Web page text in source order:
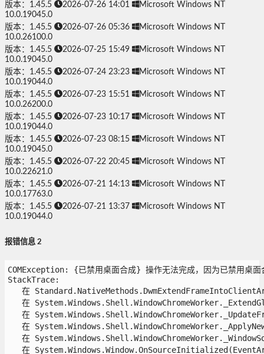
版本：1.45.5
2026-07-26 14:01
Microsoft Windows NT
10.0.19045.0
版本：1.45.5
2026-07-26 05:36
Microsoft Windows NT
10.0.26100.0
版本：1.45.5
2026-07-25 15:49
Microsoft Windows NT
10.0.19045.0
版本：1.45.5
2026-07-24 23:23
Microsoft Windows NT
10.0.19044.0
版本：1.45.5
2026-07-23 15:51
Microsoft Windows NT
10.0.26200.0
版本：1.45.5
2026-07-23 10:17
Microsoft Windows NT
10.0.19044.0
版本：1.45.5
2026-07-23 08:15
Microsoft Windows NT
10.0.19045.0
版本：1.45.5
2026-07-22 20:45
Microsoft Windows NT
10.0.22621.0
版本：1.45.5
2026-07-21 14:13
Microsoft Windows NT
10.0.17763.0
版本：1.45.5
2026-07-21 13:37
Microsoft Windows NT
10.0.19044.0
报错信息 2
COMException: {已禁用桌面合成} 操作无法完成，因为已禁用桌
StackTrace:
在
在
在
在
在
在